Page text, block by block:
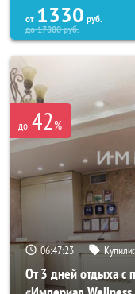
от 1330 руб.
до17880руб.
до 42%
06:47:21
От 3 дней отдыха с